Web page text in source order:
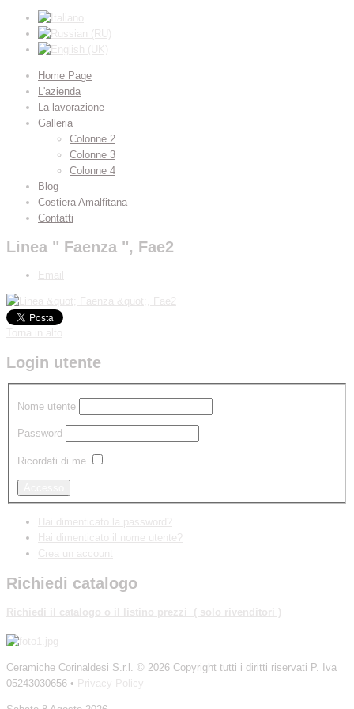
Home Page
L'azienda
La lavorazione
Galleria
Colonne 2
Colonne 3
Colonne 4
Blog
Costiera Amalfitana
Contatti
Linea " Faenza ", Fae2
Email
Torna in alto
Login utente
Nome utente
Password
Ricordati di me
Hai dimenticato la password?
Hai dimenticato il nome utente?
Crea un account
Richiedi catalogo
Richiedi il catalogo o il listino prezzi ( solo rivenditori )
Ceramiche Corinaldesi S.r.l. © 2026 Copyright tutti i diritti riservati P. Iva
05243030656 • Privacy Policy